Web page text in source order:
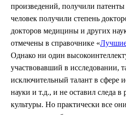
произведений, получили
человек получили степень
докторов медицины и других
отмечены в справочнике «
Однако ни один
участвовавший в исследовании,
исключительный талант в сфере
науки и т.д., и не оставил следа в
культуры. Но практически все